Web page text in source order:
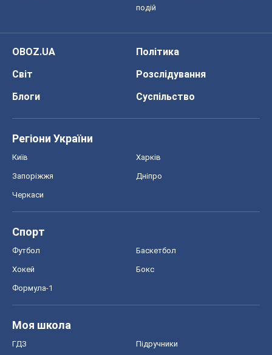
подій
OBOZ.UA
Політика
Світ
Розслідування
Блоги
Суспільство
Регіони України
Київ Харків
Запоріжжя Дніпро
Черкаси
Спорт
Футбол Баскетбол
Хокей Бокс
Формула-1
Моя школа
ГДЗ Підручники